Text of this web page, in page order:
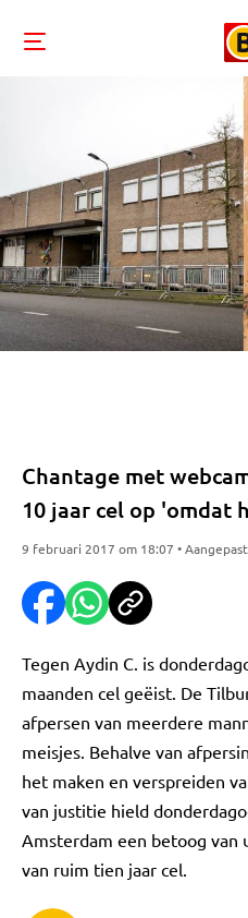
Chantage met
10 jaar cel op 'omdat
9 februari 2017 om 18:07 •
Tegen Aydin C. is
maanden cel geëist. De
afpersen van meerdere
meisjes. Behalve van
het maken en verspreiden
van justitie hield
Amsterdam een betoog van
van ruim tien jaar cel.